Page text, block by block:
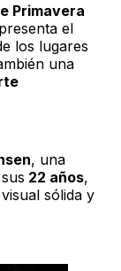
Primavera
el
los lugares
una
, una
22 años,
sólida y